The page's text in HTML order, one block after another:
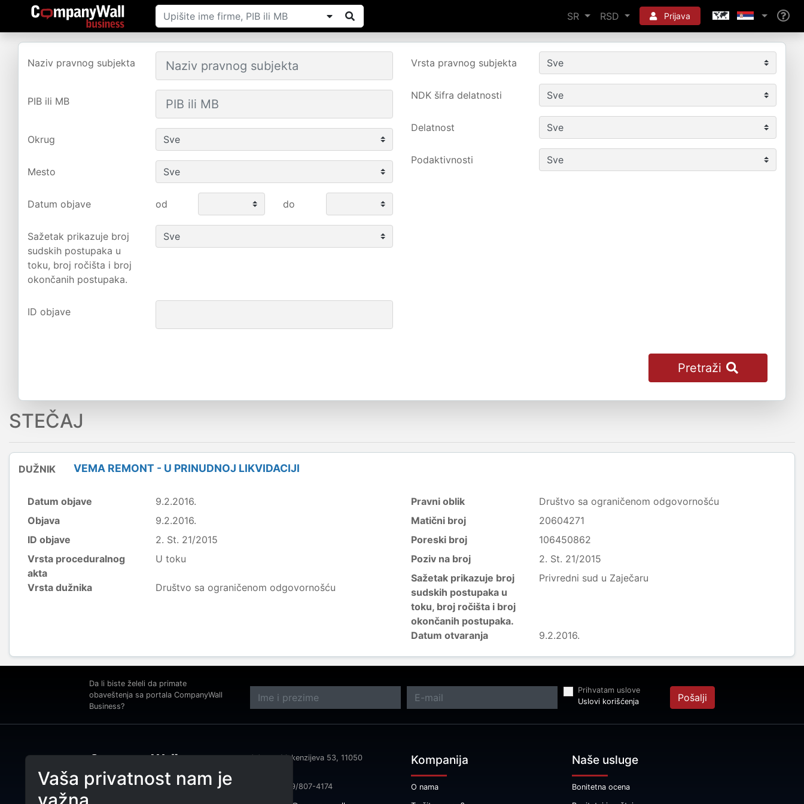
SR RSD Prijava
Naziv pravnog subjekta
PIB ili MB
Okrug
Mesto
Vrsta pravnog subjekta
NDK šifra delatnosti
Delatnost
Podaktivnosti
Datum objave od do
Sažetak prikazuje broj
sudskih postupaka u
toku, broj ročišta i broj
okončanih postupaka.
ID objave
Pretraži
STEČAJ
DUŽNIK VEMA REMONT - U PRINUDNOJ LIKVIDACIJI
Datum objave
9.2.2016.
Objava
9.2.2016.
ID objave
2. St. 21/2015
Vrsta proceduralnog
akta
U toku
Vrsta dužnika Društvo sa ograničenom odgovornošću
Pravni oblik
Društvo sa ograničenom odgovornošću
Matični broj
20604271
Poreski broj
106450862
Poziv na broj
2. St. 21/2015
Sažetak prikazuje broj
sudskih postupaka u
toku, broj ročišta i broj
okončanih postupaka.
Privredni sud u Zaječaru
Datum otvaranja 9.2.2016.
Da li biste želeli da primate
obaveštenja sa portala CompanyWall
Business?
Prihvatam uslove
Uslovi korišćenja
Pošalji
Adresa: Makenzijeva 53, 11050
Telefon: 069/807-4174
Kompanija
O nama
Naše usluge
Bonitetna ocena
Vaša privatnost nam je